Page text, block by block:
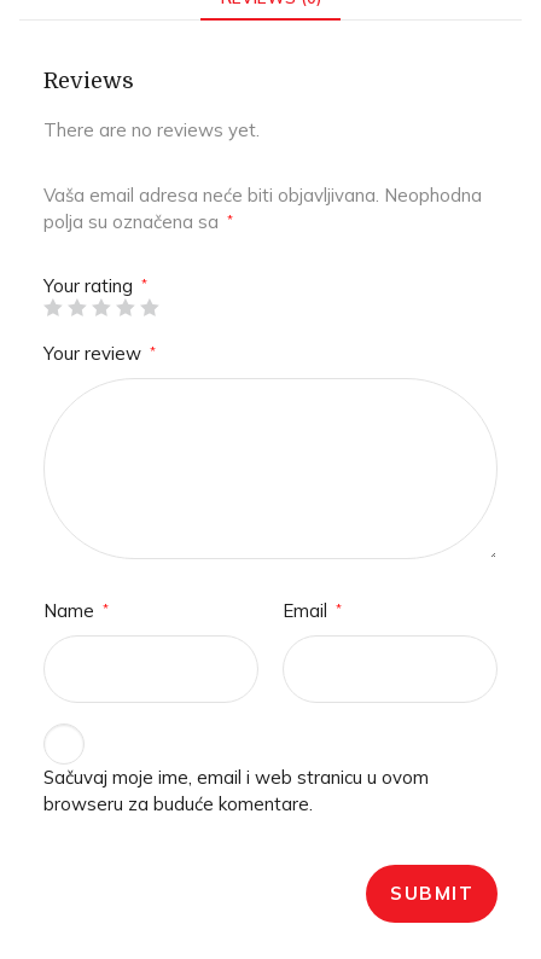
Reviews
There are no reviews yet.
Vaša email adresa neće biti objavljivana. Neophodna
polja su označena sa
*
Your rating *
Your review *
Name * Email *
Sačuvaj moje ime, email i web stranicu u ovom
browseru za buduće komentare.